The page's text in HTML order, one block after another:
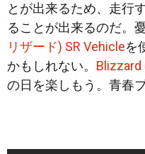
とが出来るため、走行
ることが出来るのだ。
リザード) SR Vehicleを
かもしれない。 Blizzard
の日を楽しもう。青春